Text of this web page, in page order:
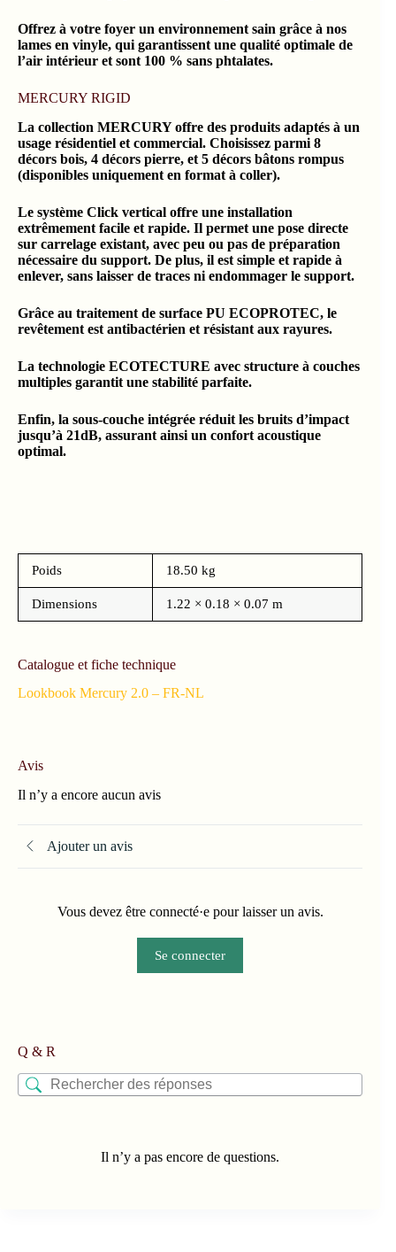
Offrez à votre foyer un environnement sain grâce à nos
lames en vinyle, qui garantissent une qualité optimale de
l’air intérieur et sont 100 % sans phtalates.
MERCURY RIGID
La collection MERCURY offre des produits adaptés à un
usage résidentiel et commercial. Choisissez parmi 8
décors bois, 4 décors pierre, et 5 décors bâtons rompus
(disponibles uniquement en format à coller).
Le système Click vertical offre une installation
extrêmement facile et rapide. Il permet une pose directe
sur carrelage existant, avec peu ou pas de préparation
nécessaire du support. De plus, il est simple et rapide à
enlever, sans laisser de traces ni endommager le support.
Grâce au traitement de surface PU ECOPROTEC, le
revêtement est antibactérien et résistant aux rayures.
La technologie ECOTECTURE avec structure à couches
multiples garantit une stabilité parfaite.
Enfin, la sous-couche intégrée réduit les bruits d’impact
jusqu’à 21dB, assurant ainsi un confort acoustique
optimal.
Poids 18.50 kg
Dimensions 1.22 × 0.18 × 0.07 m
Catalogue et fiche technique
Lookbook Mercury 2.0 – FR-NL
Avis
Il n’y a encore aucun avis
Ajouter un avis
Vous devez être connecté·e pour laisser un avis.
Se connecter
Q & R
Il n’y a pas encore de questions.